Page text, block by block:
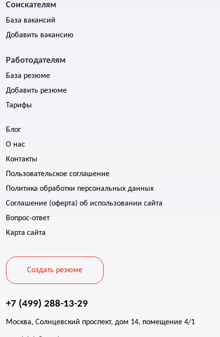
Соискателям
База вакансий
Добавить вакансию
Работодателям
База резюме
Добавить резюме
Тарифы
Блог
О нас
Контакты
Пользовательское соглашение
Политика обработки персональных данных
Соглашение (оферта) об использовании сайта
Вопрос-ответ
Карта сайта
Создать резюме
+7 (499) 288-13-29
Москва, Солнцевский проспект, дом 14, помещение 4/1